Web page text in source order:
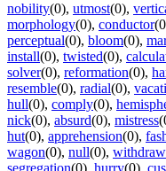
nobility(0), utmost(0),
morphology(0), conductor
perceptual(0), bloom(0),
install(0), twisted(0),
solver(0), reformation(0),
resemble(0), radial(0),
hull(0), comply(0),
nick(0), absurd(0), mistress
hut(0), apprehension(0),
wagon(0), null(0),